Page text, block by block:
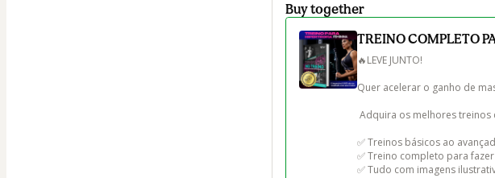
Buy together
TREINO COMPLETO
🔥LEVE JUNTO!
Quer acelerar o ganho de
✅ Treinos básicos ao
✅ Treino completo para fazer
✅ Tudo com imagens